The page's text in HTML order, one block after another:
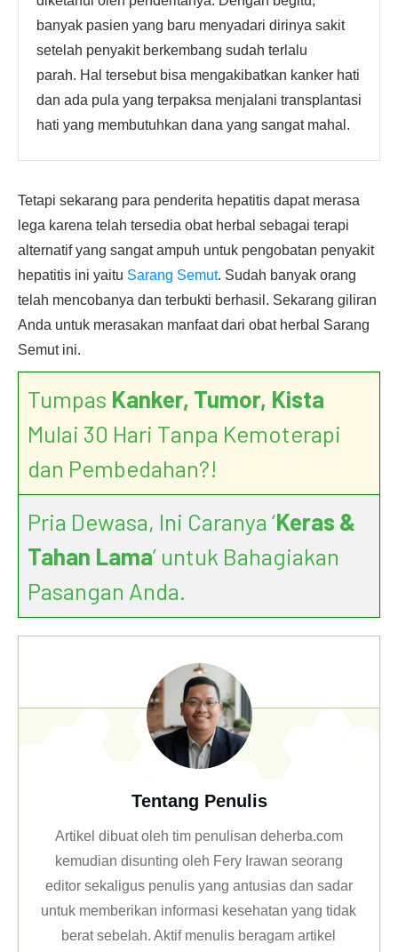
banyak pasien yang baru menyadari dirinya sakit
setelah penyakit berkembang sudah terlalu
parah. Hal tersebut bisa mengakibatkan kanker hati
dan ada pula yang terpaksa menjalani transplantasi
hati yang membutuhkan dana yang sangat mahal.
Tetapi sekarang para penderita hepatitis dapat merasa
lega karena telah tersedia obat herbal sebagai terapi
alternatif yang sangat ampuh untuk pengobatan penyakit
hepatitis ini yaitu Sarang Semut. Sudah banyak orang
telah mencobanya dan terbukti berhasil. Sekarang giliran
Anda untuk merasakan manfaat dari obat herbal Sarang
Semut ini.
Tumpas Kanker, Tumor, Kista
Mulai 30 Hari Tanpa Kemoterapi
dan Pembedahan?!
Pria Dewasa, Ini Caranya ‘Keras &
Tahan Lama’ untuk Bahagiakan
Pasangan Anda.
Tentang Penulis
Artikel dibuat oleh tim penulisan deherba.com
kemudian disunting oleh Fery Irawan seorang
editor sekaligus penulis yang antusias dan sadar
untuk memberikan informasi kesehatan yang tidak
berat sebelah. Aktif menulis beragam artikel